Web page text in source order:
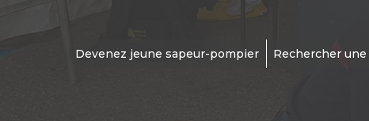
Devenez jeune sapeur-pompier Rechercher